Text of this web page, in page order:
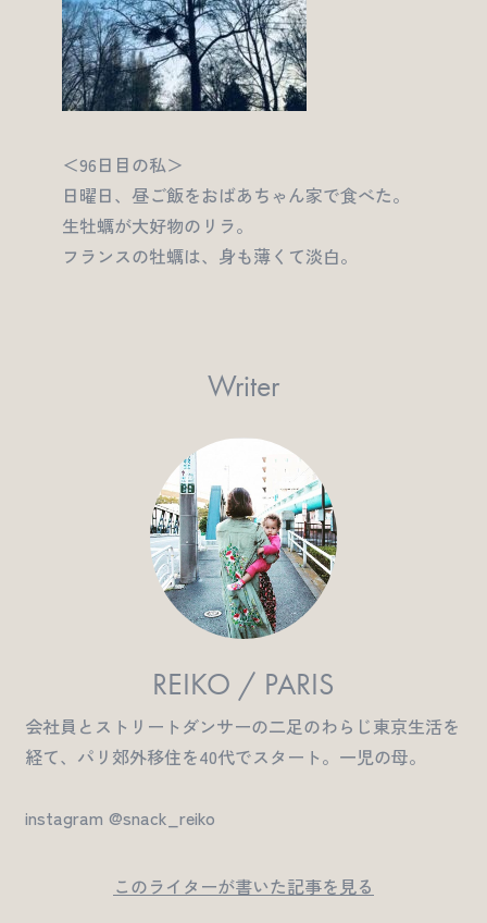
＜96日目の私＞
日曜日、昼ご飯をおばあちゃん家で食べた。
生牡蠣が大好物のリラ。
フランスの牡蠣は、身も薄くて淡白。
Writer
REIKO / PARIS
会社員とストリートダンサーの二足のわらじ東京生活を
経て、パリ郊外移住を40代でスタート。一児の母。
instagram @snack_reiko
このライターが書いた記事を見る